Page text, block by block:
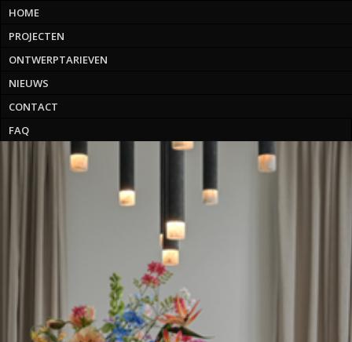
HOME
PROJECTEN
ONTWERPTARIEVEN
NIEUWS
CONTACT
FAQ